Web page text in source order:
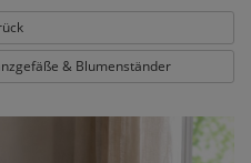
& Blumenständer